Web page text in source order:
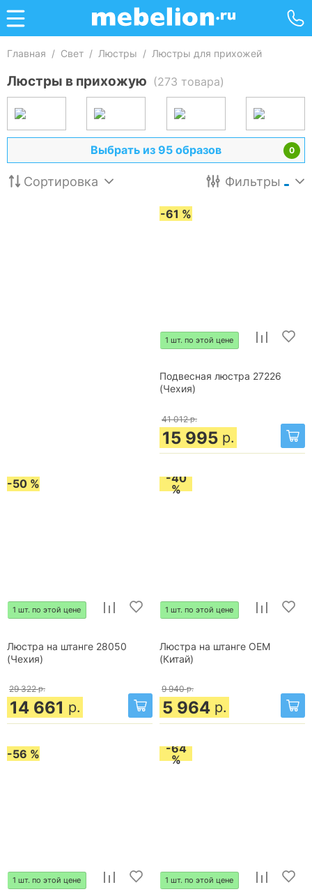
Главная / Свет / Люстры / Люстры для прихожей
Люстры в прихожую (273 товара)
0
Выбрать из 95 образов
Сортировка Фильтры
-61 %
1 шт. по этой цене
Подвесная люстра 27226
(Чехия)
41 012 р.
15 995 р.
-50 %
1 шт. по этой цене
Люстра на штанге 28050
(Чехия)
29 322 р.
14 661 р.
-40
%
1 шт. по этой цене
Люстра на штанге OEM
(Китай)
9 940 р.
5 964 р.
-56 %
1 шт. по этой цене
-64
%
1 шт. по этой цене